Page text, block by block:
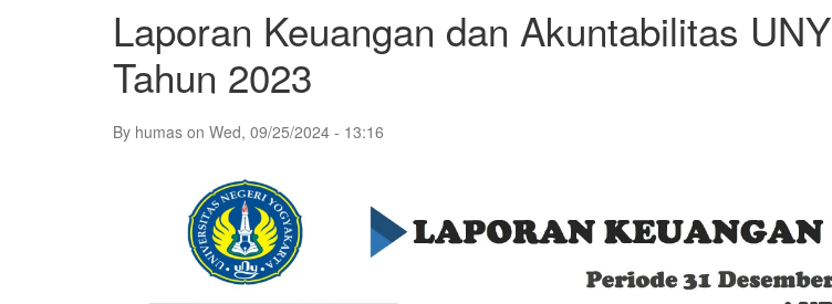
Laporan Keuangan dan Akuntabilitas UNY
Tahun 2023
By humas on Wed, 09/25/2024 - 13:16